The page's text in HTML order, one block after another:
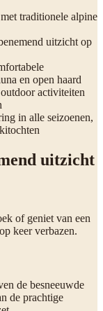
traditionele alpine
uitzicht op
en open haard
activiteiten
in alle seizoenen,
uitzicht
of geniet van een
keer verbazen.
de besneeuwde
de prachtige